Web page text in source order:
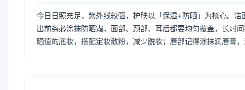
今日日照充足，紫外线较强，护肤以「保湿+防晒」为核心。
出前务必涂抹防晒霜，面部、颈部、耳后都要均匀覆盖，长时
晒值的底妆，搭配定妆散粉，减少脱妆；唇部记得涂抹润唇膏，